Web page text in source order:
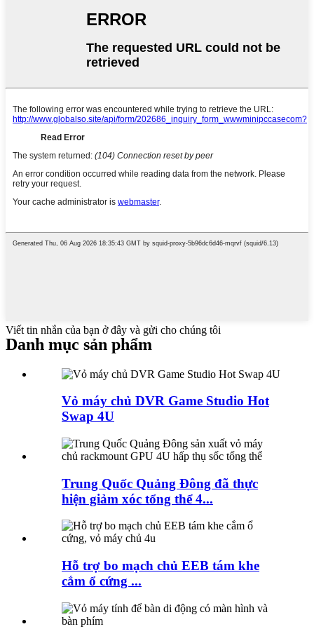
Viết tin nhắn của bạn ở đây và gửi cho chúng tôi
Danh mục sản phẩm
Vỏ máy chủ DVR Game Studio Hot
Swap 4U
Trung Quốc Quảng Đông đã thực
hiện giảm xóc tổng thể 4...
Hỗ trợ bo mạch chủ EEB tám khe
cắm ổ cứng ...